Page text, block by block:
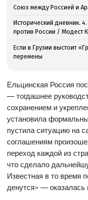
Союз между Россией и
Исторический дневник.
против России / Модест
Если в Грузии выстоит
перемены
Ельцинская Россия
— тогдашнее
сохранением и
установила
пустила ситуацию на
соглашениям
переход каждой из
что сделало
Известная в то время
денутся» — оказалась